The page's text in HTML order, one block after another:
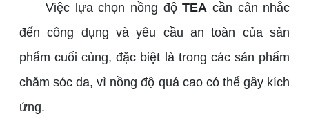
Việc lựa chọn nồng độTEA cần cân nhắc
đến công dụng và yêu cầu an toàn của sản
phẩm cuối cùng, đặc biệt là trong các sản phẩm
chăm sóc da, vì nồng độ quá cao có thể gây kích
ứng.